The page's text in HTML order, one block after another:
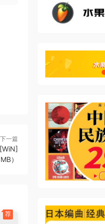
下一篇
）
荐